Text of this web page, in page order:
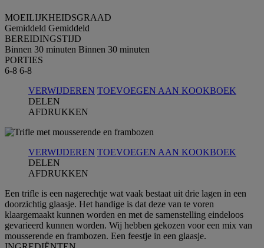
MOEILIJKHEIDSGRAAD
Gemiddeld Gemiddeld
BEREIDINGSTIJD
Binnen 30 minuten Binnen 30 minuten
PORTIES
6-8 6-8
VERWIJDEREN TOEVOEGEN AAN KOOKBOEK
DELEN
AFDRUKKEN
VERWIJDEREN TOEVOEGEN AAN KOOKBOEK
DELEN
AFDRUKKEN
Een trifle is een nagerechtje wat vaak bestaat uit drie lagen in een
doorzichtig glaasje. Het handige is dat deze van te voren
klaargemaakt kunnen worden en met de samenstelling eindeloos
gevarieerd kunnen worden. Wij hebben gekozen voor een mix van
mousserende en frambozen. Een feestje in een glaasje.